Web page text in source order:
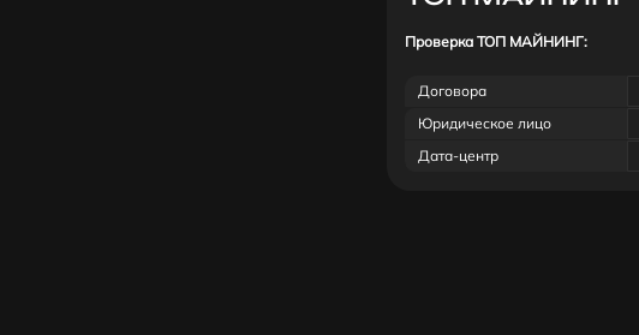
Проверка ТОП МАЙНИНГ:
Договора
Юридическое лицо
Дата-центр